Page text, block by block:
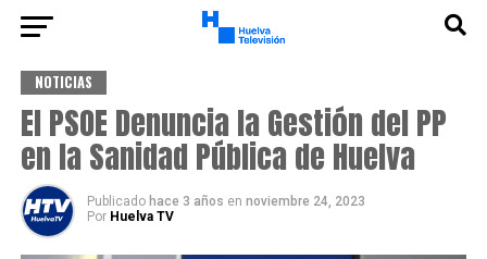
NOTICIAS
El PSOE Denuncia la Gestión del PP
en la Sanidad Pública de Huelva
Publicado hace 3 años en noviembre 24, 2023
Por Huelva TV